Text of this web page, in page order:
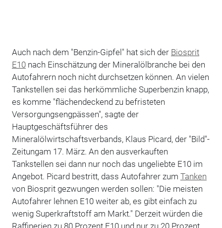
Auch nach dem "Benzin-Gipfel" hat sich der Biosprit
E10nach Einschätzung der Mineralölbranche bei den
Autofahrern noch nicht durchsetzen können. An vielen
Tankstellen sei das herkömmliche Superbenzin knapp,
es komme "flächendeckend zu befristeten
Versorgungsengpässen", sagte der
Hauptgeschäftsführer des
Mineralölwirtschaftsverbands, Klaus Picard, der "Bild"-
Zeitungam 17. März. An den ausverkauften
Tankstellen sei dann nur noch das ungeliebte E10 im
Angebot. Picard bestritt, dass Autofahrer zum Tanken
von Biosprit gezwungen werden sollen: "Die meisten
Autofahrer lehnen E10 weiter ab, es gibt einfach zu
wenig Superkraftstoff am Markt." Derzeit würden die